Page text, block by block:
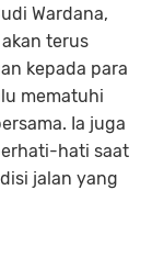
Wardana,
terus
kepada para
mematuhi
Ia juga
hati saat
jalan yang